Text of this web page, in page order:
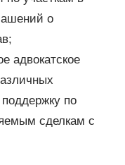
о
адвокатское
по
сделкам с